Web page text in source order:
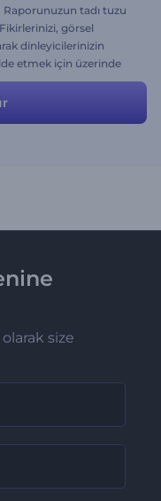
Raporunuzun tadı tuzu
görsel
dinleyicilerinizin
etmek için üzerinde
size